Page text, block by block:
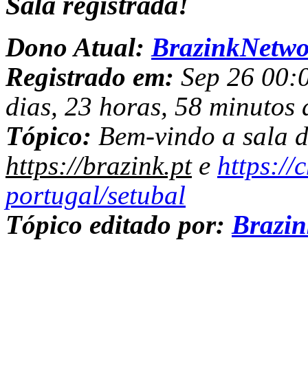
Dono Atual:
Registrado em: Sep 26
dias, 23 horas, 58 minutos
Tópico: Bem-vindo a sala
https://brazink.pte https://
portugal/setubal
Tópico editado por: